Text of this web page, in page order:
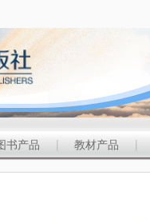
书产品 | 教材产品 |